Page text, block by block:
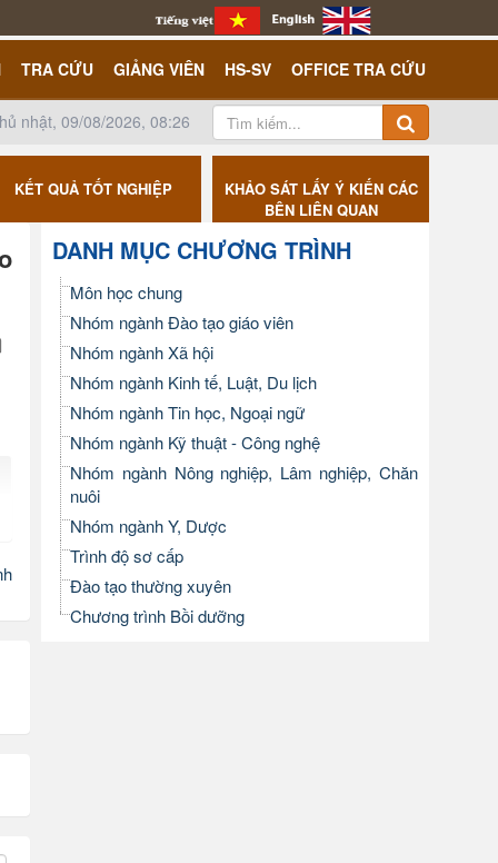
TRA CỨU GIẢNG VIÊN HS-SV OFFICE TRA CỨU
nhật, 09/08/2026, 08:26
KẾT QUẢ TỐT NGHIỆP
KHẢO SÁT LẤY Ý KIẾN CÁC
BÊN LIÊN QUAN
DANH MỤC CHƯƠNG TRÌNH
Môn học chung
Nhóm ngành Đào tạo giáo viên
Nhóm ngành Xã hội
Nhóm ngành Kinh tế, Luật, Du lịch
Nhóm ngành Tin học, Ngoại ngữ
Nhóm ngành Kỹ thuật - Công nghệ
Nhóm ngành Nông nghiệp, Lâm nghiệp, Chăn
nuôi
Nhóm ngành Y, Dược
Trình độ sơ cấp
Đào tạo thường xuyên
Chương trình Bồi dưỡng